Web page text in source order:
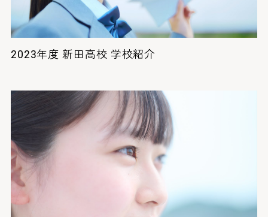
2023年度 新田高校 学校紹介